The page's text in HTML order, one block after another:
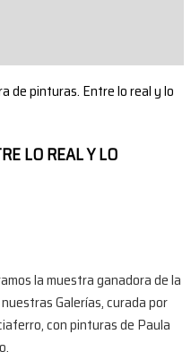
de pinturas. Entre lo real y lo
LO REAL Y LO
la muestra ganadora de la
Galerías, curada por
con pinturas de Paula